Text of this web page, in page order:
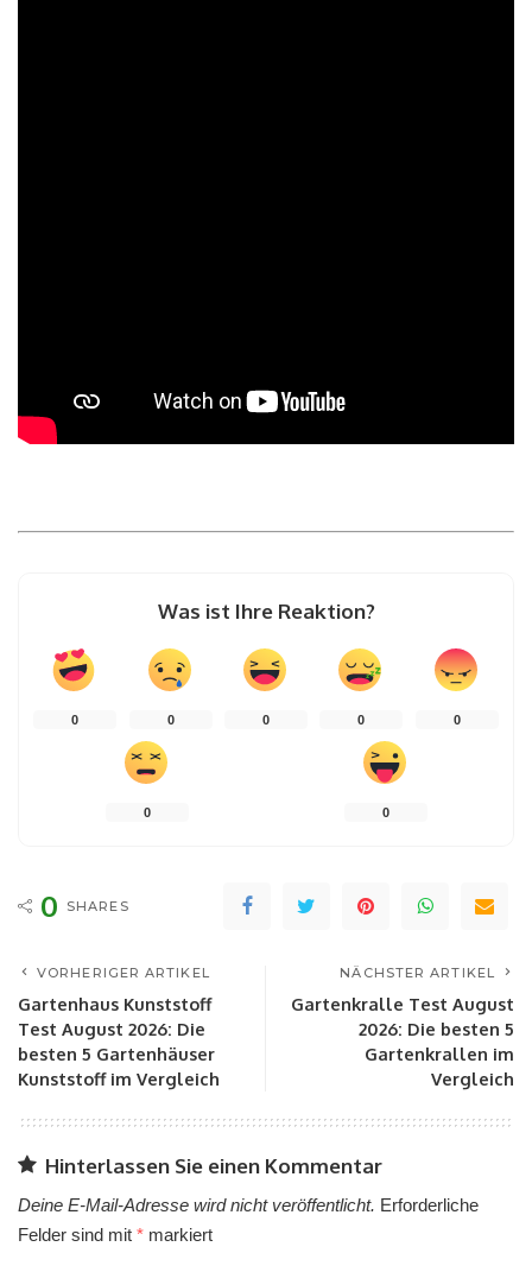
Was ist Ihre Reaktion?
0 0 0 0 0
0 0
0 SHARES
VORHERIGER ARTIKEL
Gartenhaus Kunststoff
Test August 2026: Die
besten 5 Gartenhäuser
Kunststoff im Vergleich
NÄCHSTER ARTIKEL
Gartenkralle Test August
2026: Die besten 5
Gartenkrallen im
Vergleich
Hinterlassen Sie einen Kommentar
Deine E-Mail-Adresse wird nicht veröffentlicht. Erforderliche
Felder sind mit * markiert